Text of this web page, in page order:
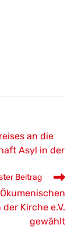
an die
Asyl in der
Beitrag
Kirche e.V.
gewählt